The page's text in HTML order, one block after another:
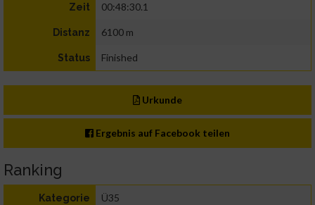
Zeit 00:48:30.1
Distanz 6100 m
Status Finished
Urkunde
Ergebnis auf Facebook teilen
Ranking
Kategorie Ü35